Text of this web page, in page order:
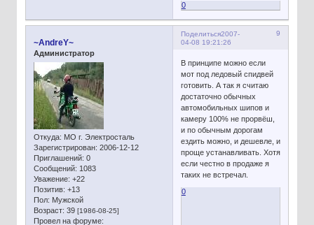
0
Поделиться 9
2007-
04-08 19:21:26
~AndreY~
Администратор
Откуда: МО г. Электросталь
Зарегистрирован: 2006-12-12
Приглашений: 0
Сообщений: 1083
Уважение: +22
Позитив: +13
Пол: Мужской
Возраст: 39 [1986-08-25]
Провел на форуме:
В принципе можно если
мот под ледовый спидвей
готовить. А так я считаю
достаточно обычных
автомобильных шипов и
камеру 100% не прорвёш,
и по обычным дорогам
ездить можно, и дешевле, и
проще устанавливать. Хотя
если честно в продаже я
таких не встречал.
0